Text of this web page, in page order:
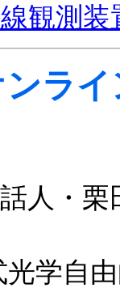
観測
ライ
人・
光学自